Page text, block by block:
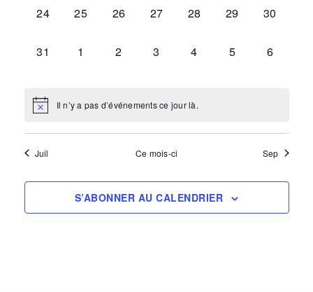
0
24
0
25
0
26
0
27
0
28
0
29
0
30
0
31
0
1
0
2
0
3
0
4
0
5
0
6
Il n’y a pas d’événements ce jour là.
Juil Ce mois-ci Sep
S’ABONNER AU CALENDRIER